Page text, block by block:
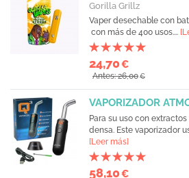
Gorilla Grillz
Vaper desechable con
con más de 400 usos....
24,70€
Antes: 26,00€
VAPORIZADOR
Para su uso con
densa. Este vaporizador
[Leer más]
58,10€